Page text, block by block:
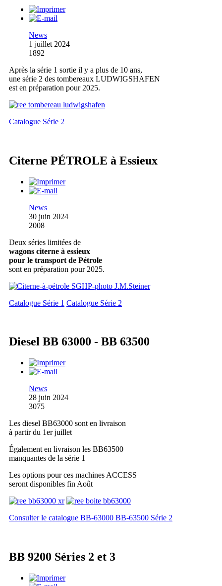
News
1 juillet 2024
1892
Après la série 1 sortie il y a plus de 10 ans,
une série 2 des tombereaux LUDWIGSHAFEN
est en préparation pour 2025.
Catalogue Série 2
Citerne PÉTROLE à Essieux
News
30 juin 2024
2008
Deux séries limitées de
wagons citerne à essieux
pour le transport de Pétrole
sont en préparation pour 2025.
Catalogue Série 1 Catalogue Série 2
Diesel BB 63000 - BB 63500
News
28 juin 2024
3075
Les diesel BB63000 sont en livraison
à partir du 1er juillet
Également en livraison les BB63500
manquantes de la série 1
Les options pour ces machines ACCESS
seront disponibles fin Août
Consulter le catalogue BB-63000 BB-63500 Série 2
BB 9200 Séries 2 et 3